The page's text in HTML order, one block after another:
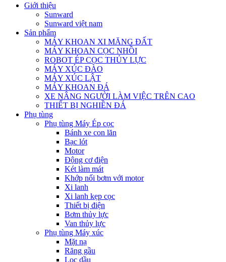
Giới thiệu
Sunward
Sunward việt nam
Sản phẩm
MÁY KHOAN XI MĂNG ĐẤT
MÁY KHOAN CỌC NHỒI
ROBOT ÉP CỌC THỦY LỰC
MÁY XÚC ĐÀO
MÁY XÚC LẬT
MÁY KHOAN ĐÁ
XE NÂNG NGƯỜI LÀM VIỆC TRÊN CAO
THIẾT BỊ NGHIỀN ĐÁ
Phụ tùng
Phụ tùng Máy Ép cọc
Bánh xe con lăn
Bạc lót
Motor
Động cơ điện
Két làm mát
Khớp nối bơm với motor
Xi lanh
Xi lanh kẹp cọc
Thiết bị điện
Bơm thủy lực
Van thủy lực
Phụ tùng Máy xúc
Mặt nạ
Răng gầu
Lọc dầu